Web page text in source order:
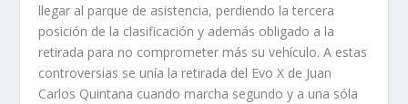
llegar al parque de asistencia, perdiendo la tercera
posición de la clasificación y además obligado a la
retirada para no comprometer más su vehículo. A estas
controversias se unía la retirada del Evo X de Juan
Carlos Quintana cuando marcha segundo y a una sóla